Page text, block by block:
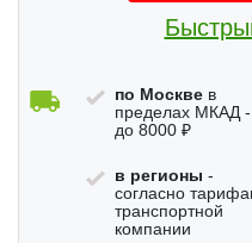
по Москве в
пределах МКАД -
до 8000 ₽
в регионы -
согласно
транспортной
компании